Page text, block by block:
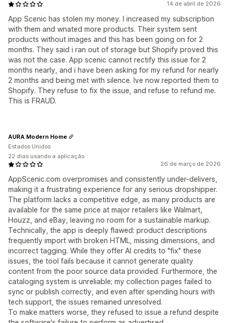
14 de abril de 2026
App Scenic has stolen my money. I increased my subscription
with them and wnated more products. Their system sent
products without images and this has been going on for 2
months. They said i ran out of storage but Shopify proved this
was not the case. App scenic cannot rectify this issue for 2
months nearly, and i have been asking for my refund for nearly
2 months and being met with silence. Ive now reported them to
Shopify. They refuse to fix the issue, and refuse to refund me.
This is FRAUD.
26 de março de 2026
AppScenic.com overpromises and consistently under-delivers,
making it a frustrating experience for any serious dropshipper.
The platform lacks a competitive edge, as many products are
available for the same price at major retailers like Walmart,
Houzz, and eBay, leaving no room for a sustainable markup.
Technically, the app is deeply flawed: product descriptions
frequently import with broken HTML, missing dimensions, and
incorrect tagging. While they offer AI credits to "fix" these
issues, the tool fails because it cannot generate quality
content from the poor source data provided. Furthermore, the
cataloging system is unreliable; my collection pages failed to
sync or publish correctly, and even after spending hours with
tech support, the issues remained unresolved.
To make matters worse, they refused to issue a refund despite
AURA Modern Home
Estados Unidos
22 dias usando a aplicação